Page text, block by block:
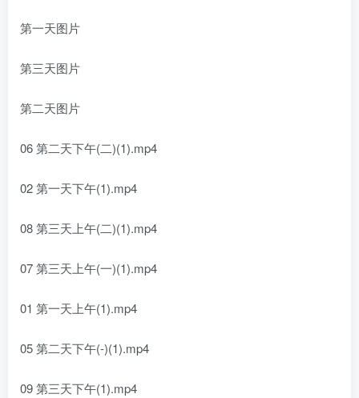
第一天图片
第三天图片
第二天图片
06 第二天下午(二)(1).mp4
02 第一天下午(1).mp4
08 第三天上午(二)(1).mp4
07 第三天上午(一)(1).mp4
01 第一天上午(1).mp4
05 第二天下午(-)(1).mp4
09 第三天下午(1).mp4